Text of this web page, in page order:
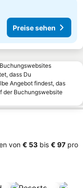
Preise sehen
dass Du
Angebot findest, das
der Buchungswebsite
von ‎€ 53 bis ‎€ 97 pro